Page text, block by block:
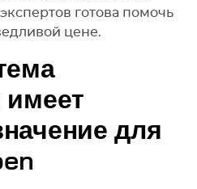
готова помочь
цене.
имеет
для